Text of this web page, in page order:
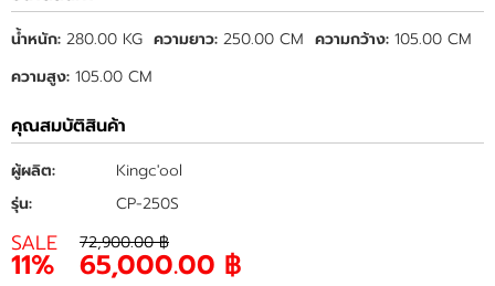
น้ำหนัก: 280.00 KG ความยาว: 250.00 CM ความกว้าง: 105.00 CM
ความสูง: 105.00 CM
คุณสมบัติสินค้า
ผู้ผลิต:
Kingc'ool
รุ่น:
CP-250S
SALE
11%
72,900.00 ฿
65,000.00 ฿